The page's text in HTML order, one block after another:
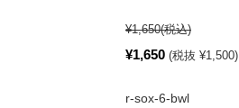
¥1,650(税込)
¥1,650 (税抜 ¥1,500)
r-sox-6-bwl